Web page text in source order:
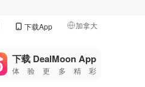
下载App 加拿大
🇺🇸
美国
🇨🇳中国
下载 DealMoon App
体验更多精彩